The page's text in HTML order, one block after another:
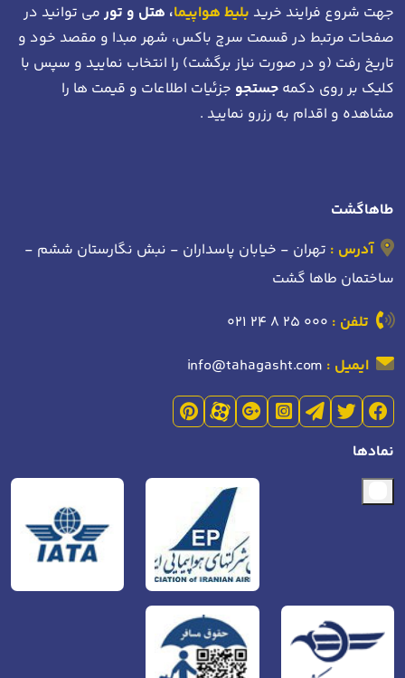
جهت شروع فرایند خرید بلیط هواپیما، هتل و تورمی توانید در
صفحات مرتبط در قسمت سرچ باکس، شهر مبدا و مقصد خود و
تاریخ رفت (و در صورت نیاز برگشت) را انتخاب نمایید و سپس با
کلیک بر روی دکمه جستجو جزئیات اطلاعات و قیمت ها را
مشاهده و اقدام به رزرو نمایید .
طاهاگشت
آدرس : تهران - خیابان پاسداران - نبش نگارستان ششم -
ساختمان طاها گشت
تلفن : 021 24 8 25 000
ایمیل : info@tahagasht.com
نمادها